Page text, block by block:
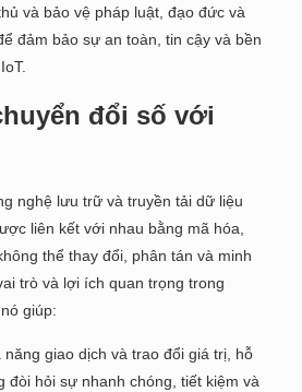
và bảo vệ pháp luật, đạo đức và
đảm bảo sự an toàn, tin cậy và bền
đổi số với
nghệ lưu trữ và truyền tải dữ liệu
liên kết với nhau bằng mã hóa,
thể thay đổi, phân tán và minh
trò và lợi ích quan trọng trong
giúp:
giao dịch và trao đổi giá trị, hỗ
đòi hỏi sự nhanh chóng, tiết kiệm và